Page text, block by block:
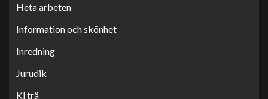
Heta arbeten
Information och skönhet
Inredning
Jurudik
Kl trä